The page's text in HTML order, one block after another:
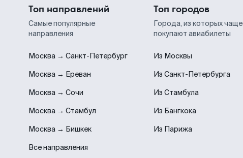
Топ направлений
Самые популярные
направления
Москва → Санкт-Петербург
Москва → Ереван
Москва → Сочи
Москва → Стамбул
Москва → Бишкек
Все направления
Топ городов
Города, из которых чаще
покупают авиабилеты
Из Москвы
Из Санкт-Петербурга
Из Стамбула
Из Бангкока
Из Парижа